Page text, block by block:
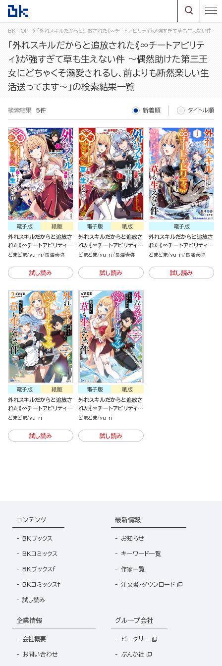
BK TOP 「外れスキルだからと追放された《∞チートアビリティ》が強すぎて草も生えない件
「外れスキルだからと追放された《∞チートアビリテ
ィ》が強すぎて草も生えない件 ～偶然助けた第三王
女にどちゃくそ溺愛されるし、前よりも断然楽しい生
活送ってます～」の検索結果一覧
検索結果 5件 新着順 タイトル順
紙版
電子版
外れスキルだからと追放さ
れた《∞チートアビリティ》
が強すぎて草も生えない件
ちゃくそ溺愛されるし、前
よりも断然楽しい生活送っ
どまどま yu-ri 長澤壱弥
試し読み
紙版
電子版
外れスキルだからと追放さ
れた《∞チートアビリティ》
が強すぎて草も生えない件
ちゃくそ溺愛されるし、前
よりも断然楽しい生活送っ
どまどま yu-ri 長澤壱弥
試し読み
電子版
外れスキルだからと追放さ
れた《∞チートアビリティ》
が強すぎて草も生えない件
ちゃくそ溺愛されるし、前
よりも断然楽しい生活送っ
どまどま yu-ri 長澤壱弥
試し読み
紙版
電子版
外れスキルだからと追放さ
れた《∞チートアビリティ》
が強すぎて草も生えない件
ちゃくそ溺愛されるし、前
よりも断然楽しい生活送っ
どまどま yu-ri
試し読み
紙版
電子版
外れスキルだからと追放さ
れた《∞チートアビリティ》
が強すぎて草も生えない件
ちゃくそ溺愛されるし、前
よりも断然楽しい生活送っ
どまどま yu-ri
試し読み
コンテンツ
BKブックス
BKコミックス
BKブックスf
BKコミックスf
試し読み
最新情報
お知らせ
キーワード一覧
作家一覧
注文書・ダウンロード
企業情報
会社概要
お問い合わせ
グループ会社
ビーグリー
ぶんか社